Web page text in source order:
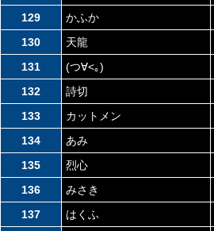
129
かふか
130
天龍
131
(つ∀<｡)
132
詩切
133
カットメン
134
あみ
135
烈心
136
みさき
137
はくふ